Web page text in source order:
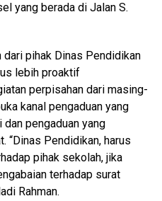
yang berada di Jalan S.
pihak Dinas Pendidikan
lebih proaktif
perpisahan dari masing-
kanal pengaduan yang
pengaduan yang
“Dinas Pendidikan, harus
pihak sekolah, jika
terhadap surat
Rahman.